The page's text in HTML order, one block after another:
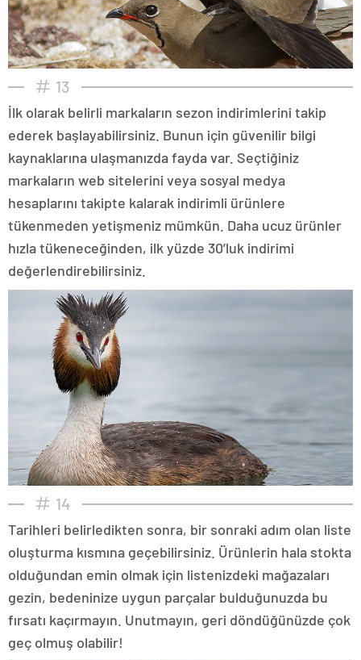
13
İlk olarak belirli markaların sezon indirimlerini takip
ederek başlayabilirsiniz. Bunun için güvenilir bilgi
kaynaklarına ulaşmanızda fayda var. Seçtiğiniz
markaların web sitelerini veya sosyal medya
hesaplarını takipte kalarak indirimli ürünlere
tükenmeden yetişmeniz mümkün. Daha ucuz ürünler
hızla tükeneceğinden, ilk yüzde 30’luk indirimi
değerlendirebilirsiniz.
14
Tarihleri belirledikten sonra, bir sonraki adım olan liste
oluşturma kısmına geçebilirsiniz. Ürünlerin hala stokta
olduğundan emin olmak için listenizdeki mağazaları
gezin, bedeninize uygun parçalar bulduğunuzda bu
fırsatı kaçırmayın. Unutmayın, geri döndüğünüzde çok
geç olmuş olabilir!